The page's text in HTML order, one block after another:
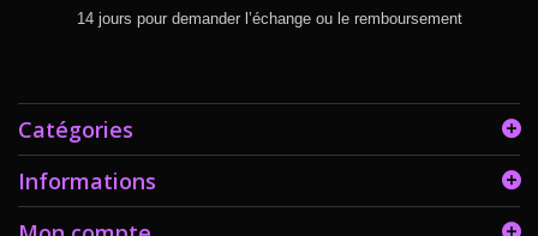
14 jours pour demander l’échange ou le remboursement
Catégories
Informations